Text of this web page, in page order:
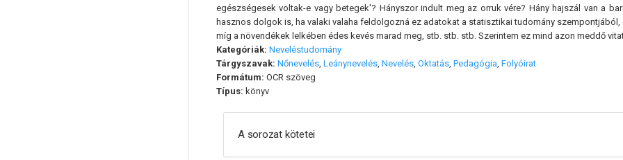
egészségesek voltak-e vagy betegek'? Hányszor indult meg az orruk vére? Hány hajszál van a
hasznos dolgok is, ha valaki valaha feldolgozná ez adatokat a statisztikai tudomány
míg a növendékek lelkében édes kevés marad meg, stb. stb. stb. Szerintem ez mind azon meddő
Kategóriák: Neveléstudomány
Tárgyszavak: Nőnevelés Leánynevelés Nevelés Oktatás Pedagógia Folyóirat
Formátum: OCR szöveg
Típus: könyv
A sorozat kötetei